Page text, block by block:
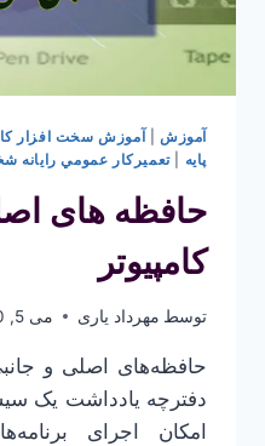
آموزش| آموزش سخت افزار
پایه |تعميركار عمومي رايانه
حافظه های
کامپیوتر
توسط مهرداد یاری می 5, 2020
حافظه‌های اصلی و
دفترچه یادداشت یک
امکان اجرای